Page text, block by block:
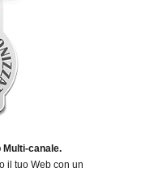
Multi-canale.
il tuo Web con un